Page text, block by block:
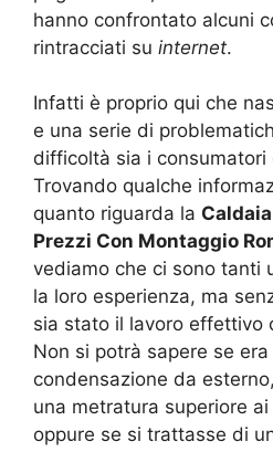
hanno confrontato alcuni
rintracciati su internet.
Infatti è proprio qui che
e una serie di
difficoltà sia i
Trovando qualche
quanto riguarda la
Prezzi Con Montaggio
vediamo che ci sono tanti
la loro esperienza, ma
sia stato il lavoro effettivo
Non si potrà sapere se
condensazione da
una metratura superiore
oppure se si trattasse di